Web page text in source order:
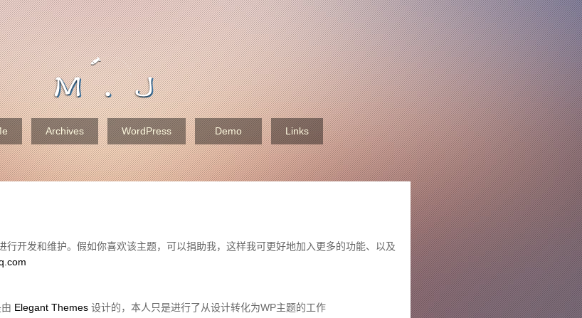
Archives WordPress Demo Links
行开发和维护。假如你喜欢该主题，可以捐助我，这样我可更好地加入更多的功能、以及
Elegant Themes设计的，本人只是进行了从设计转化为WP主题的工作